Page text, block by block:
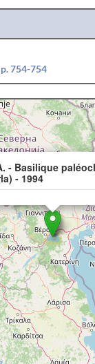
754-754
- Basilique
- 1994